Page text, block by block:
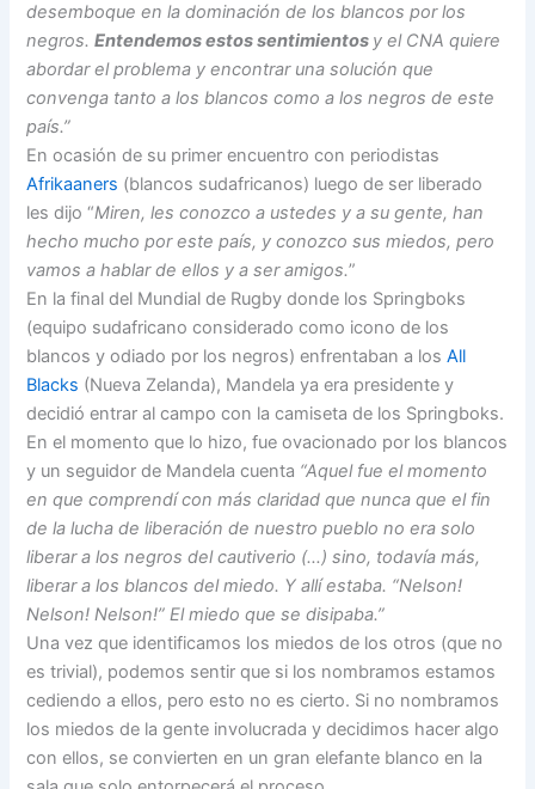
desemboque en la dominación de los blancos por los
negros.Entendemos estos sentimientos y el CNA quiere
abordar el problema y encontrar una solución que
convenga tanto a los blancos como a los negros de este
país.”
En ocasión de su primer encuentro con periodistas
Afrikaaners (blancos sudafricanos) luego de ser liberado
les dijo “Miren, les conozco a ustedes y a su gente, han
hecho mucho por este país, y conozco sus miedos, pero
vamos a hablar de ellos y a ser amigos.”
En la final del Mundial de Rugby donde los Springboks
(equipo sudafricano considerado como icono de los
blancos y odiado por los negros) enfrentaban a losAll
Blacks (Nueva Zelanda), Mandela ya era presidente y
decidió entrar al campo con la camiseta de los Springboks.
En el momento que lo hizo, fue ovacionado por los blancos
y un seguidor de Mandela cuenta “Aquel fue el momento
en que comprendí con más claridad que nunca que el fin
de la lucha de liberación de nuestro pueblo no era solo
liberar a los negros del cautiverio (…) sino, todavía más,
liberar a los blancos del miedo. Y allí estaba. “Nelson!
Nelson! Nelson!” El miedo que se disipaba.”
Una vez que identificamos los miedos de los otros (que no
es trivial), podemos sentir que si los nombramos estamos
cediendo a ellos, pero esto no es cierto. Si no nombramos
los miedos de la gente involucrada y decidimos hacer algo
con ellos, se convierten en un gran elefante blanco en la